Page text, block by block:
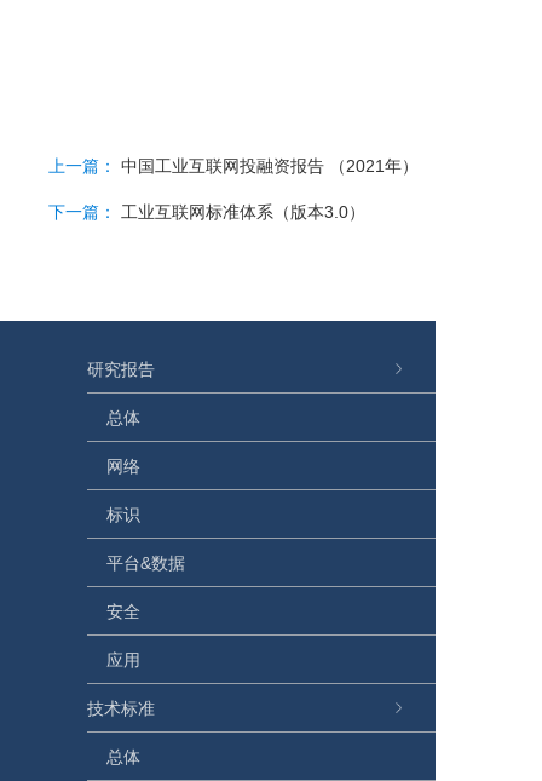
上一篇： 中国工业互联网投融资报告 （2021年）
下一篇： 工业互联网标准体系（版本3.0）
研究报告
总体
网络
标识
平台&数据
安全
应用
技术标准
总体